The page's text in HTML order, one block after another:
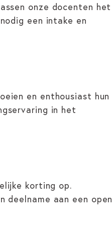
onze docenten het
een intake en
en enthousiast hun
in het
korting op.
aan een open